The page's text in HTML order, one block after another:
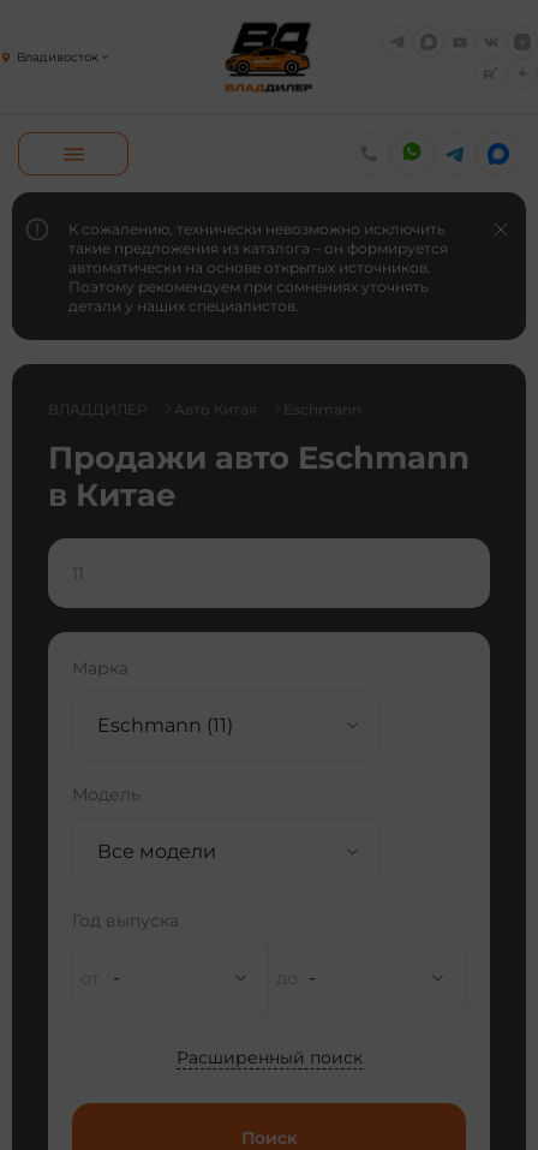
Владивосток
К сожалению, технически невозможно исключить
такие предложения из каталога – он формируется
автоматически на основе открытых источников.
Поэтому рекомендуем при сомнениях уточнять
детали у наших специалистов.
ВЛАДДИЛЕР Авто Китая Eschmann
Продажи авто Eschmann
в Китае
11
Марка
Eschmann (11)
Модель
Все модели
Год выпуска
- -
Расширенный поиск
Поиск